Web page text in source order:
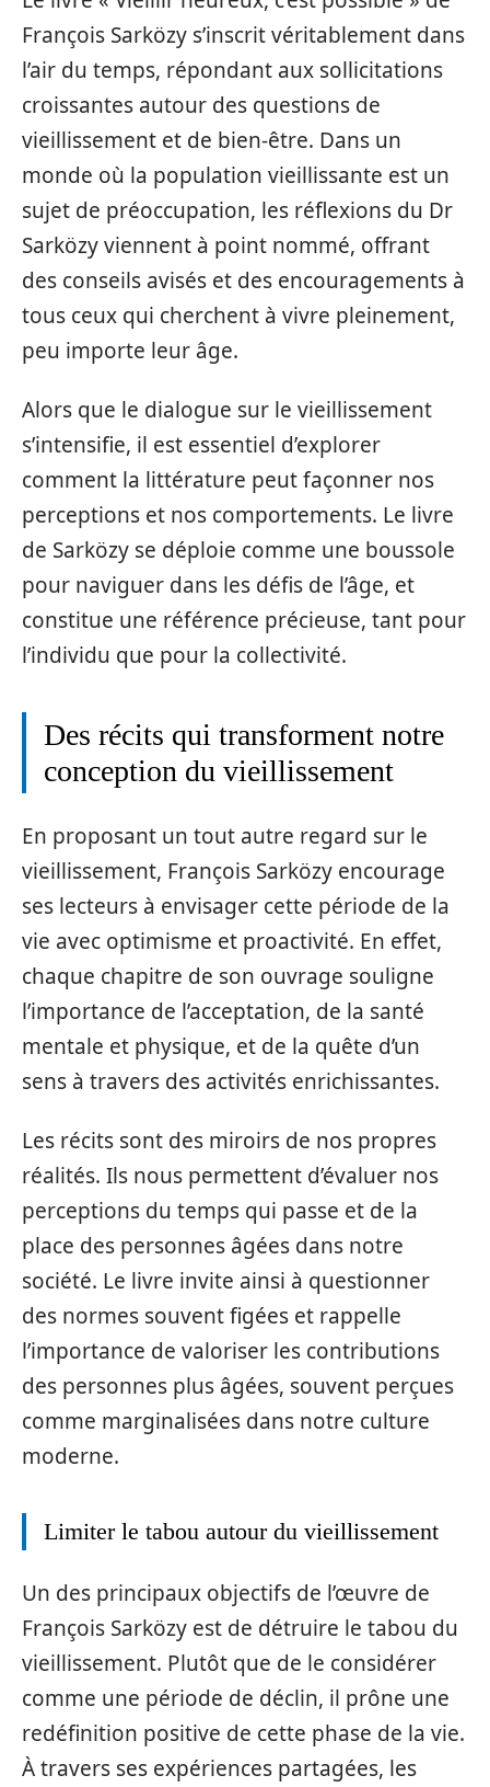
François Sarközy s’inscrit véritablement dans
l’air du temps, répondant aux sollicitations
croissantes autour des questions de
vieillissement et de bien-être. Dans un
monde où la population vieillissante est un
sujet de préoccupation, les réflexions du Dr
Sarközy viennent à point nommé, offrant
des conseils avisés et des encouragements à
tous ceux qui cherchent à vivre pleinement,
peu importe leur âge.
Alors que le dialogue sur le vieillissement
s’intensifie, il est essentiel d’explorer
comment la littérature peut façonner nos
perceptions et nos comportements. Le livre
de Sarközy se déploie comme une boussole
pour naviguer dans les défis de l’âge, et
constitue une référence précieuse, tant pour
l’individu que pour la collectivité.
Des récits qui transforment notre
conception du vieillissement
En proposant un tout autre regard sur le
vieillissement, François Sarközy encourage
ses lecteurs à envisager cette période de la
vie avec optimisme et proactivité. En effet,
chaque chapitre de son ouvrage souligne
l’importance de l’acceptation, de la santé
mentale et physique, et de la quête d’un
sens à travers des activités enrichissantes.
Les récits sont des miroirs de nos propres
réalités. Ils nous permettent d’évaluer nos
perceptions du temps qui passe et de la
place des personnes âgées dans notre
société. Le livre invite ainsi à questionner
des normes souvent figées et rappelle
l’importance de valoriser les contributions
des personnes plus âgées, souvent perçues
comme marginalisées dans notre culture
moderne.
Limiter le tabou autour du vieillissement
Un des principaux objectifs de l’œuvre de
François Sarközy est de détruire le tabou du
vieillissement. Plutôt que de le considérer
comme une période de déclin, il prône une
redéfinition positive de cette phase de la vie.
À travers ses expériences partagées, les